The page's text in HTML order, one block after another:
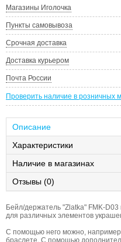
Магазины Иголочка
Пункты самовывоза
Срочная доставка
Доставка курьером
Почта России
Проверить наличие в розничных
Описание
Характеристики
Наличие в магазинах
Отзывы (0)
Бейл/держатель "Zlatka" FMK-
для различных элементов
С помощью него можно,